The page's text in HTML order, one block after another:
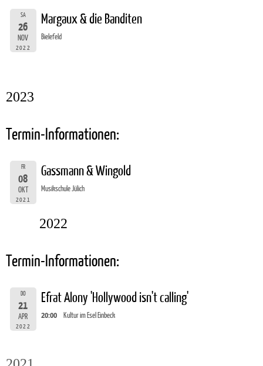
SA
26
NOV
2022
Margaux & die Banditen
Bielefeld
2023
Termin-Informationen:
FR
08
OKT
2021
Gassmann & Wingold
Musikschule Jülich
2022
Termin-Informationen:
DO
21
APR
2022
Efrat Alony 'Hollywood isn't calling'
20:00 Kultur im Esel Einbeck